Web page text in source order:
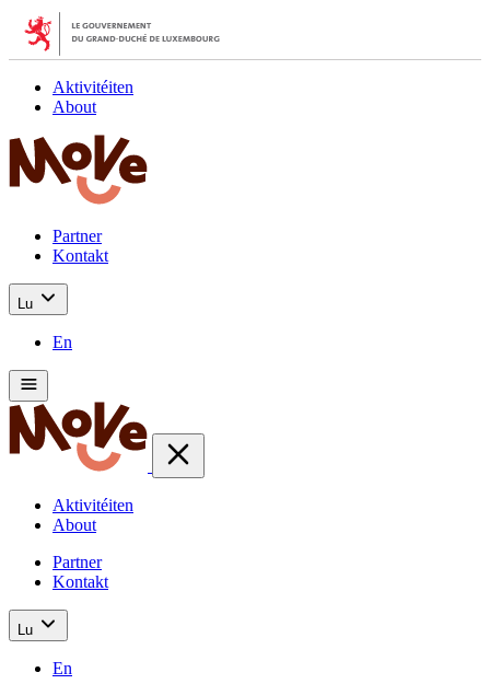
Aktivitéiten
About
Partner
Kontakt
Lu
En
Aktivitéiten
About
Partner
Kontakt
Lu
En